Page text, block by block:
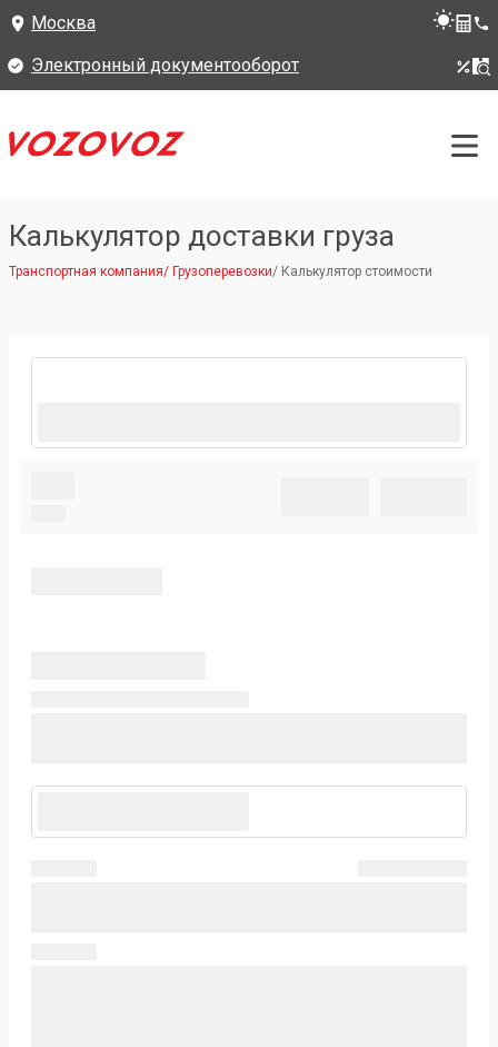
Москва
Электронный документооборот
Калькулятор доставки груза
Транспортная компания/ Грузоперевозки/ Калькулятор стоимости